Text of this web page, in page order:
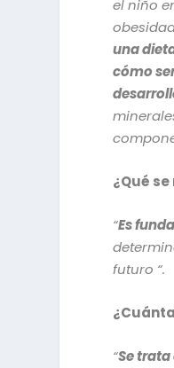
el niño
una
cómo
¿Qué
“Es
futuro “.
“Se